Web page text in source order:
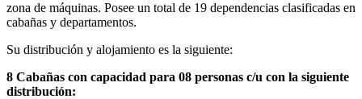
zona de máquinas. Posee un total de 19 dependencias clasificadas en
cabañas y departamentos.
Su distribución y alojamiento es la siguiente:
8 Cabañas con capacidad para 08 personas c/u con la siguiente
distribución: